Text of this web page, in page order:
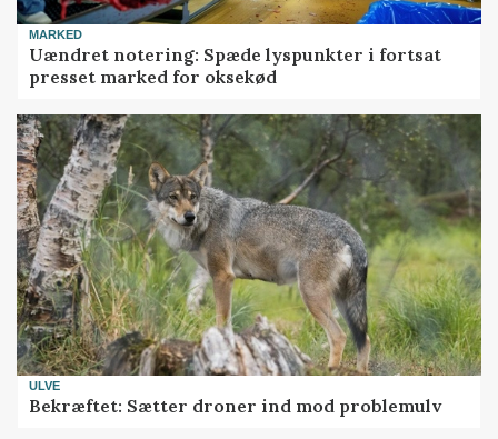
MARKED
Uændret notering: Spæde lyspunkter i fortsat
presset marked for oksekød
ULVE
Bekræftet: Sætter droner ind mod problemulv